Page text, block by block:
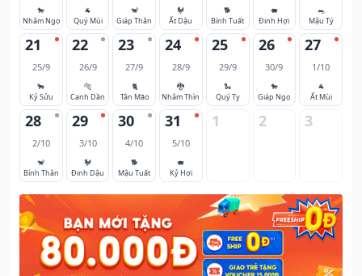
🐎
Nhâm Ngọ
🐐
Quý Mùi
🐒
Giáp Thân
🐓
Ất Dậu
🐕
Bính Tuất
🐖
Đinh Hợi
🐀
Mậu Tý
21
25/9
🐂
Kỷ Sửu
22
26/9
🐅
Canh Dần
23
27/9
🐈
Tân Mão
24
28/9
🐉
Nhâm Thìn
25
29/9
🐍
Quý Tỵ
26
30/9
🐎
Giáp Ngọ
27
1/10
🐐
Ất Mùi
28
2/10
🐒
Bính Thân
29
3/10
🐓
Đinh Dậu
30
4/10
🐕
Mậu Tuất
31
5/10
🐖
Kỷ Hợi
1 2 3